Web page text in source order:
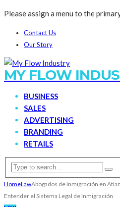
Please assign a menu to the
Contact Us
Our Story
MY FLOW
BUSINESS
SALES
ADVERTISING
BRANDING
RETAILS
HomeLawAbogados de Inmigración en
Entender el Sistema Legal de Inmigración